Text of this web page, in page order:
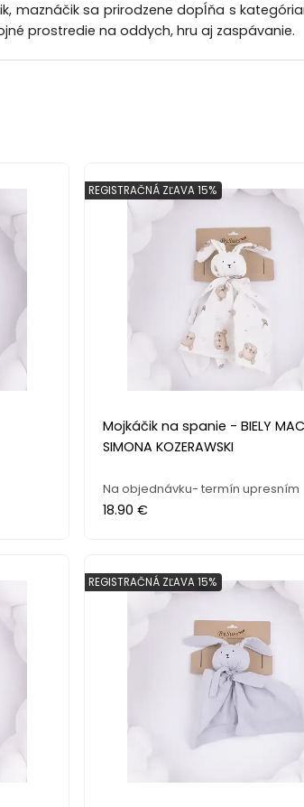
maznáčik sa prirodzene dopĺňa s
prostredie na oddych, hru aj zaspávanie.
Mojkáčik na spanie - BIELY
SIMONA KOZERAWSKI
REGISTRAČNÁ ZĽAVA 15%
Na objednávku- termín upresním
18.90 €
REGISTRAČNÁ ZĽAVA 15%